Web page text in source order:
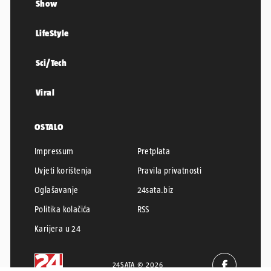
Show
LifeStyle
Sci/Tech
Viral
OSTALO
Impressum
Pretplata
Uvjeti korištenja
Pravila privatnosti
Oglašavanje
24sata.biz
Politika kolačića
RSS
Karijera u 24
24SATA © 2026